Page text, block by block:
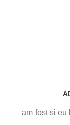
am fost si eu